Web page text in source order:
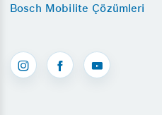
Bosch Mobilite Çözümleri